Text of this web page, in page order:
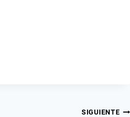
SIGUIENTE